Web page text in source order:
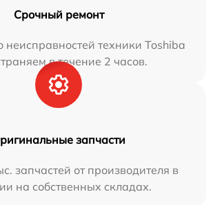
Срочный ремонт
неисправностей техники Toshiba
в течение 2 часов.
запчасти
запчастей от производителя в
на собственных складах.